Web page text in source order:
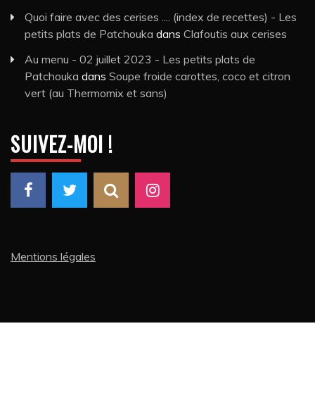
Quoi faire avec des cerises .... (index de recettes) - Les
petits plats de Patchouka dans Clafoutis aux cerises
Au menu - 02 juillet 2023 - Les petits plats de
Patchouka dans Soupe froide carottes, coco et citron
vert (au Thermomix et sans)
SUIVEZ-MOI !
Mentions légales